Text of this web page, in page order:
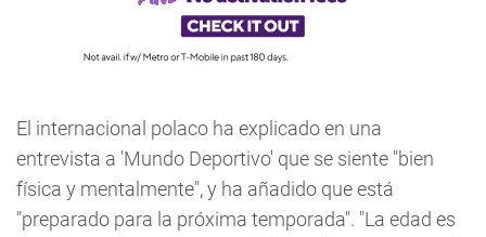
El internacional polaco ha explicado en una
entrevista a 'Mundo Deportivo' que se siente "bien
física y mentalmente", y ha añadido que está
"preparado para la próxima temporada". "La edad es